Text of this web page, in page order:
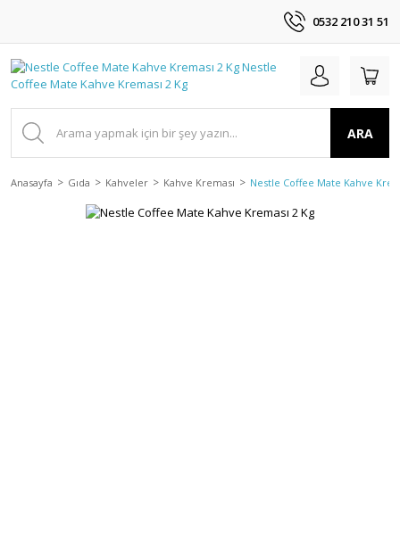
0532 210 31 51
ARA
Anasayfa Gıda Kahveler Kahve Kreması Nestle Coffee Mate Kahve